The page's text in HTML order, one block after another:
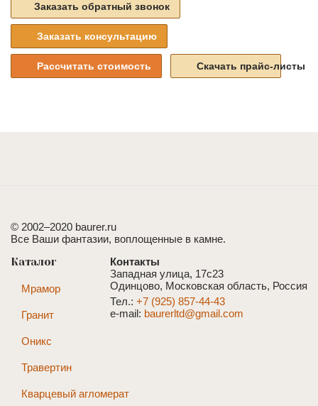
Заказать обратный звонок
Заказать консультацию
Рассчитать стоимость Скачать прайс-листы
© 2002–2020 baurer.ru
Все Ваши фантазии, воплощенные в камне.
Контакты
Западная улица, 17с23
Одинцово, Московская область, Россия
Тел.: +7 (925) 857-44-43
e-mail: baurerltd@gmail.com
Каталог
Мрамор
Гранит
Оникс
Травертин
Кварцевый агломерат